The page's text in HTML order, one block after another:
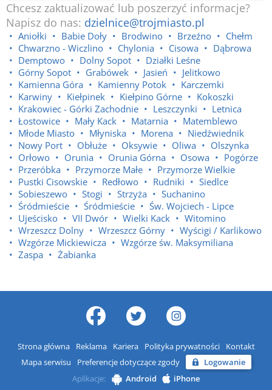
Chcesz zaktualizować lub poszerzyć informacje?
Napisz do nas: dzielnice@trojmiasto.pl
Aniołki Babie Doły Brodwino Brzeźno
Chełm
Chwarzno - Wiczlino
Chylonia Cisowa
Dąbrowa
Demptowo
Dolny Sopot
Działki Leśne
Górny Sopot
Grabówek Jasień
Jelitkowo
Kamienna Góra
Kamienny Potok
Karczemki
Karwiny
Kiełpinek Kiełpino Górne
Kokoszki
Krakowiec - Górki Zachodnie
Leszczynki
Letnica
Łostowice
Mały Kack Matarnia
Matemblewo
Młode Miasto
Młyniska Morena
Niedźwiednik
Nowy Port
Obłuże Oksywie Oliwa
Olszynka
Orłowo
Orunia Orunia Górna Osowa
Pogórze
Przeróbka
Przymorze Małe
Przymorze Wielkie
Pustki Cisowskie
Redłowo Rudniki
Siedlce
Sobieszewo
Stogi Strzyża
Suchanino
Śródmieście
Śródmieście
Św. Wojciech - Lipce
Ujeścisko
VII Dwór Wielki Kack
Witomino
Wrzeszcz Dolny
Wrzeszcz Górny
Wyścigi / Karlikowo
Wzgórze Mickiewicza
Wzgórze św. Maksymiliana
Zaspa
Żabianka
Strona główna Reklama Kariera Polityka prywatności
Kontakt
Mapa serwisu
Preferencje dotyczące zgody
Logowanie
Aplikacje:
Android iPhone